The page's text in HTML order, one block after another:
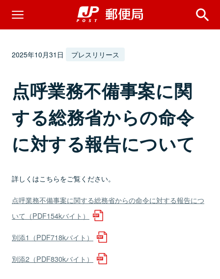
2025年10月31日 プレスリリース
点呼業務不備事案に関
する総務省からの命令
に対する報告について
詳しくはこちらをご覧ください。
点呼業務不備事案に関する総務省からの命令に対する報告につ
いて（PDF154kバイト）
別添1（PDF718kバイト）
別添2（PDF830kバイト）